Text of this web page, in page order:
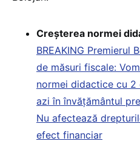
Creșterea normei
BREAKING Premierul
de măsuri fiscale:
normei didactice cu 2
azi în învățământul
Nu afectează
efect financiar